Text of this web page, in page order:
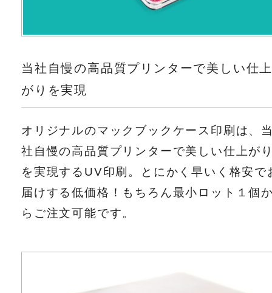
当社自慢の高品質プリンターで美しい仕
がりを実現
オリジナルのマックブックケース印刷は、
社自慢の高品質プリンターで美しい仕上が
を実現するUV印刷。とにかく早いく格安で
届けする低価格！もちろん最小ロット１個
らご注文可能です。